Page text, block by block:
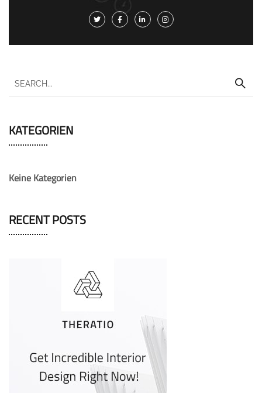
KATEGORIEN
Keine Kategorien
RECENT POSTS